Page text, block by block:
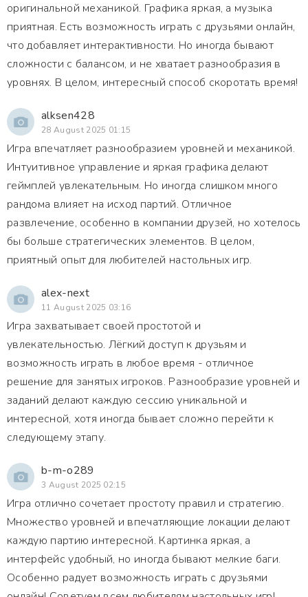
оригинальной механикой. Графика яркая, а музыка
приятная. Есть возможность играть с друзьями онлайн,
что добавляет интерактивности. Но иногда бывают
сложности с балансом, и не хватает разнообразия в
уровнях. В целом, интересный способ скоротать время!
alksen428
28 August 2025 01:15
Игра впечатляет разнообразием уровней и механикой.
Интуитивное управление и яркая графика делают
геймплей увлекательным. Но иногда слишком много
рандома влияет на исход партий. Отличное
развлечение, особенно в компании друзей, но хотелось
бы больше стратегических элементов. В целом,
приятный опыт для любителей настольных игр.
alex-next
11 August 2025 03:16
Игра захватывает своей простотой и
увлекательностью. Лёгкий доступ к друзьям и
возможность играть в любое время - отличное
решение для занятых игроков. Разнообразие уровней и
заданий делают каждую сессию уникальной и
интересной, хотя иногда бывает сложно перейти к
следующему этапу.
b-m-o289
3 August 2025 02:15
Игра отлично сочетает простоту правил и стратегию.
Множество уровней и впечатляющие локации делают
каждую партию интересной. Картинка яркая, а
интерфейс удобный, но иногда бывают мелкие баги.
Особенно радует возможность играть с друзьями